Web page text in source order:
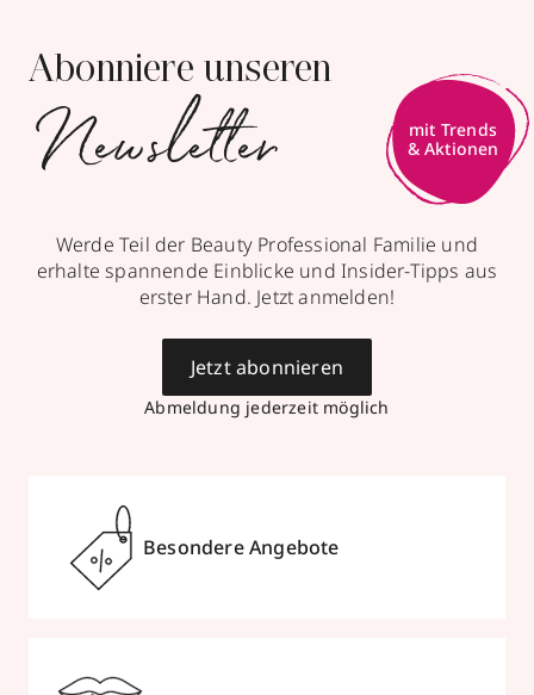
Abonniere unseren
Newsletter
mit Trends
& Aktionen
Werde Teil der Beauty Professional Familie und
erhalte spannende Einblicke und Insider-Tipps aus
erster Hand. Jetzt anmelden!
Abmeldung jederzeit möglich
Jetzt abonnieren
Besondere Angebote